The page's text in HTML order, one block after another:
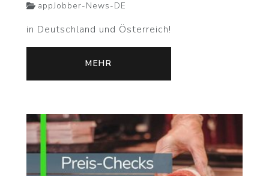
appJobber-News-DE
in Deutschland und Österreich!
MEHR